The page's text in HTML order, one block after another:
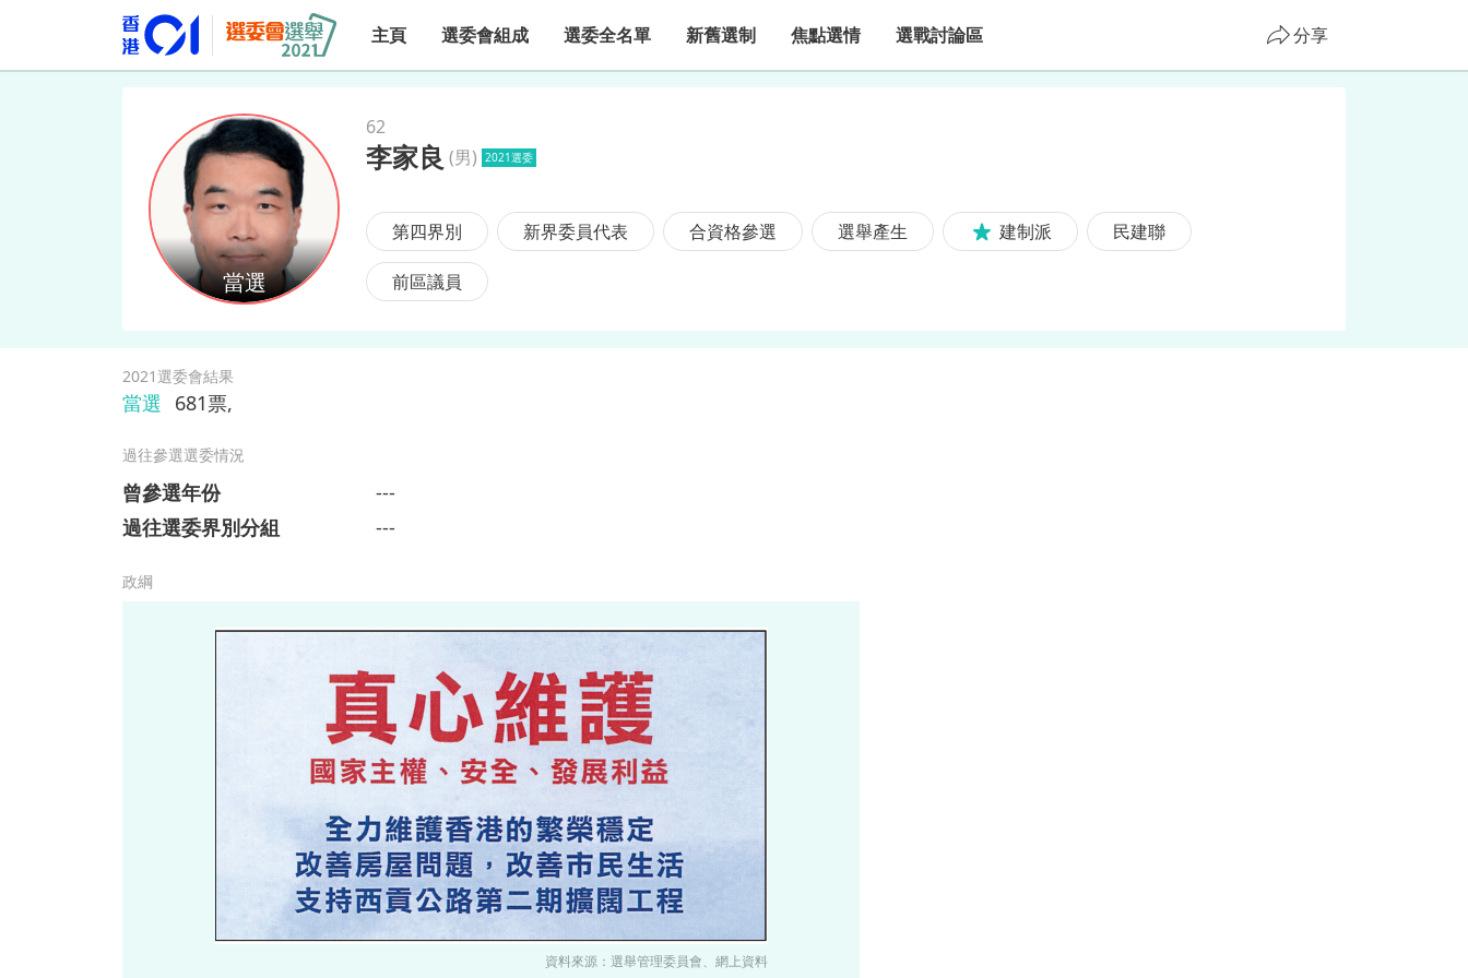
主頁 選委會組成 選委全名單 新舊選制 焦點選情 選戰討論區 分享
李家良
62
李家良 (男) 2021選委
第四界別 新界委員代表 合資格參選 選舉產生 建制派 民建聯
前區議員
2021選委會結果
當選 681票,
過往參選選委情況
曾參選年份
---
過往選委界別分組
---
政綱
資料來源：選舉管理委員會、網上資料